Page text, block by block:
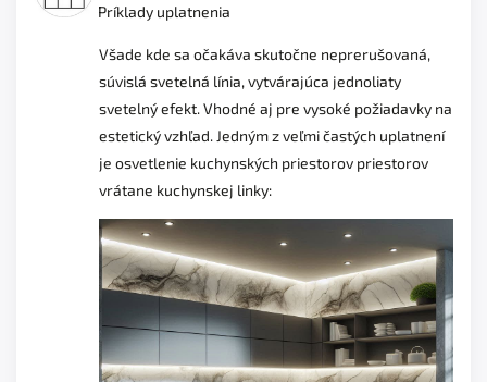
Príklady uplatnenia
Všade kde sa očakáva skutočne neprerušovaná,
súvislá svetelná línia, vytvárajúca jednoliaty
svetelný efekt. Vhodné aj pre vysoké požiadavky na
estetický vzhľad. Jedným z veľmi častých uplatnení
je osvetlenie kuchynských priestorov priestorov
vrátane kuchynskej linky: